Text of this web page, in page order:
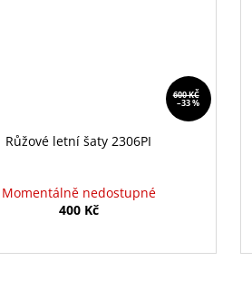
600 KČ
–33 %
Růžové letní šaty 2306PI
Momentálně nedostupné
400 Kč